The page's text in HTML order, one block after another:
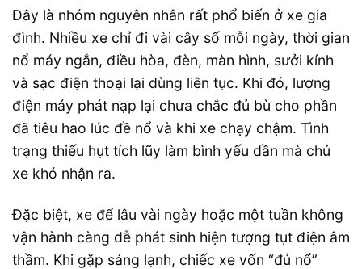
Đây là nhóm nguyên nhân rất phổ biến ở xe gia
đình. Nhiều xe chỉ đi vài cây số mỗi ngày, thời gian
nổ máy ngắn, điều hòa, đèn, màn hình, sưởi kính
và sạc điện thoại lại dùng liên tục. Khi đó, lượng
điện máy phát nạp lại chưa chắc đủ bù cho phần
đã tiêu hao lúc đề nổ và khi xe chạy chậm. Tình
trạng thiếu hụt tích lũy làm bình yếu dần mà chủ
xe khó nhận ra.
Đặc biệt, xe để lâu vài ngày hoặc một tuần không
vận hành càng dễ phát sinh hiện tượng tụt điện âm
thầm. Khi gặp sáng lạnh, chiếc xe vốn “đủ nổ”